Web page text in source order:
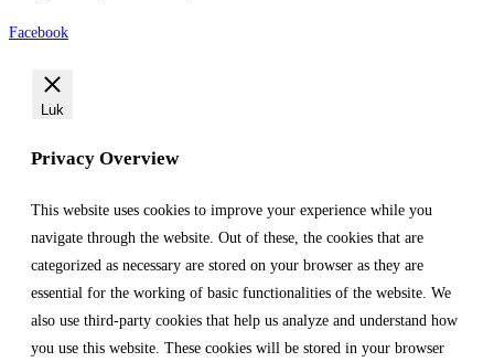
Facebook
Luk
Privacy Overview
This website uses cookies to improve your experience while you
navigate through the website. Out of these, the cookies that are
categorized as necessary are stored on your browser as they are
essential for the working of basic functionalities of the website. We
also use third-party cookies that help us analyze and understand how
you use this website. These cookies will be stored in your browser